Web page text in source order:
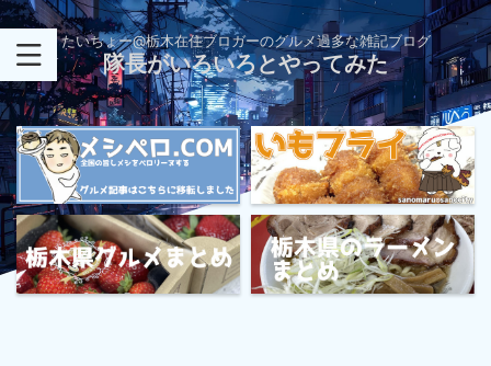
たいちょー@栃木在住ブロガーのグルメ過多な雑記ブログ
隊長がいろいろとやってみた